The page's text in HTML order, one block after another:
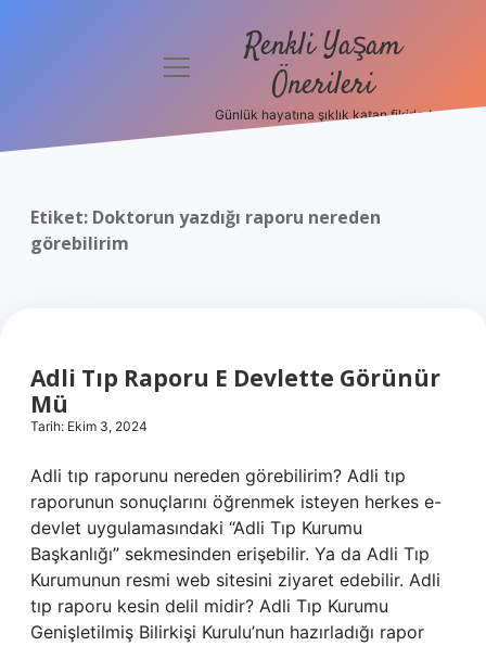
Politikası
menüyü
Renkli Yaşam
Önerileri
Günlük hayatına şıklık katan fikirler!
Etiket: Doktorun yazdığı raporu nereden
görebilirim
Adli Tıp Raporu E Devlette Görünür
Mü
Tarih: Ekim 3, 2024
Adli tıp raporunu nereden görebilirim? Adli tıp
raporunun sonuçlarını öğrenmek isteyen herkes e-
devlet uygulamasındaki “Adli Tıp Kurumu
Başkanlığı” sekmesinden erişebilir. Ya da Adli Tıp
Kurumunun resmi web sitesini ziyaret edebilir. Adli
tıp raporu kesin delil midir? Adli Tıp Kurumu
Genişletilmiş Bilirkişi Kurulu’nun hazırladığı rapor